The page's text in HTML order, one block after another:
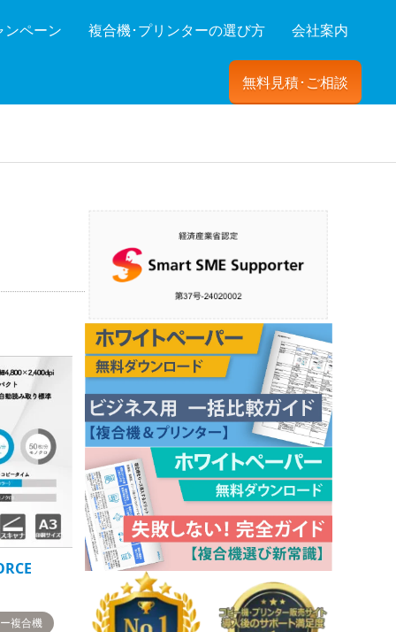
ンペーン 複合機･プリンターの選び方 会社案内
無料見積･ご相談
複合機